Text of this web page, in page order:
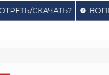
СКАЧАТЬ?